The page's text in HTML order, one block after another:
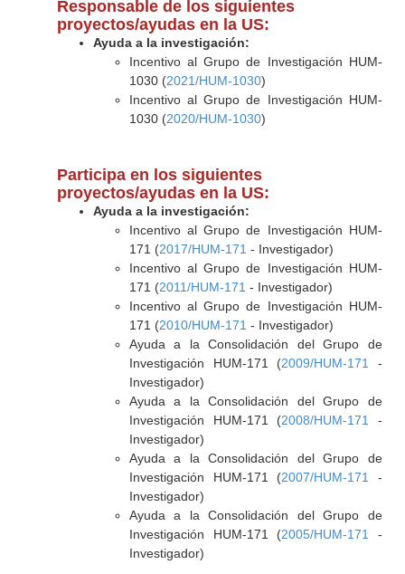
Responsable de los siguientes
proyectos/ayudas en la US:
Ayuda a la investigación:
Incentivo al Grupo de Investigación HUM-
1030 (2021/HUM-1030)
Incentivo al Grupo de Investigación HUM-
1030 (2020/HUM-1030)
Participa en los siguientes
proyectos/ayudas en la US:
Ayuda a la investigación:
Incentivo al Grupo de Investigación HUM-
171 (2017/HUM-171 - Investigador)
Incentivo al Grupo de Investigación HUM-
171 (2011/HUM-171 - Investigador)
Incentivo al Grupo de Investigación HUM-
171 (2010/HUM-171 - Investigador)
Ayuda a la Consolidación del Grupo de
Investigación HUM-171 (2009/HUM-171
-
Investigador)
Ayuda a la Consolidación del Grupo de
Investigación HUM-171 (2008/HUM-171
-
Investigador)
Ayuda a la Consolidación del Grupo de
Investigación HUM-171 (2007/HUM-171
-
Investigador)
Ayuda a la Consolidación del Grupo de
Investigación HUM-171 (2005/HUM-171
-
Investigador)